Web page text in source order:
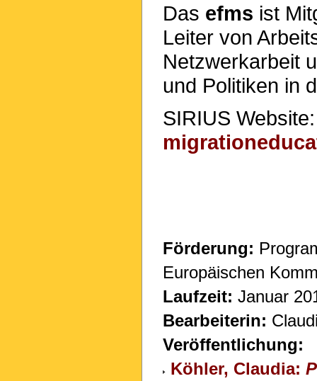
Das efms ist
Leiter von
Netzwerkarbeit
und Politiken in
SIRIUS
Förderung:
Europäischen
Laufzeit: Januar
Bearbeiterin:
Veröffentlichung:
Köhler, Claudia: